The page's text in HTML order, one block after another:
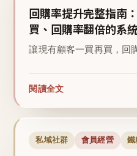
回購率提升完整指南
買、回購率翻倍的系
讓現有顧客一買再買，回
閱讀全文
私域社群 會員經營 鐵